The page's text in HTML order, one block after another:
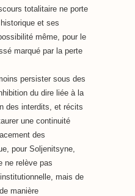
totalitaire ne porte
et ses
même, pour le
marqué par la perte
persister sous des
du dire liée à la
des interdits, et récits
une continuité
des
pour Soljenitsyne,
ne relève pas
mais de
manière